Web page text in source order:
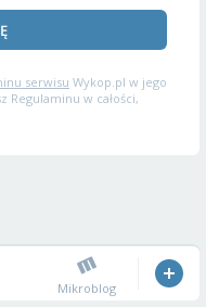
serwisu Wykop.pl w jego
Regulaminu w całości,
Mikroblog